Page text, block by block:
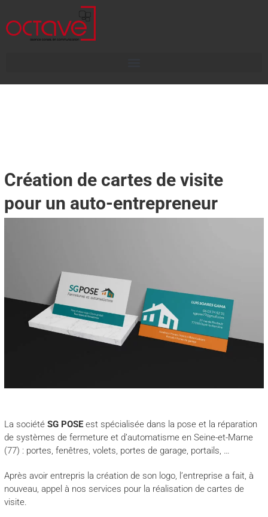
Création de cartes de visite
pour un auto-entrepreneur
La société SG POSEest spécialisée dans la pose et la réparation
de systèmes de fermeture et d’automatisme en Seine-et-Marne
(77) : portes, fenêtres, volets, portes de garage, portails, …
Après avoir entrepris la création de son logo, l’entreprise a fait, à
nouveau, appel à nos services pour la réalisation de cartes de
visite.